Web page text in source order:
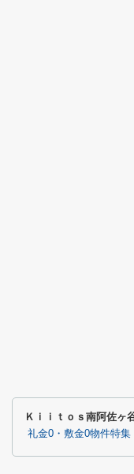
Ｋｉｉｔｏｓ南阿佐ヶ
礼金0・敷金0物件特集